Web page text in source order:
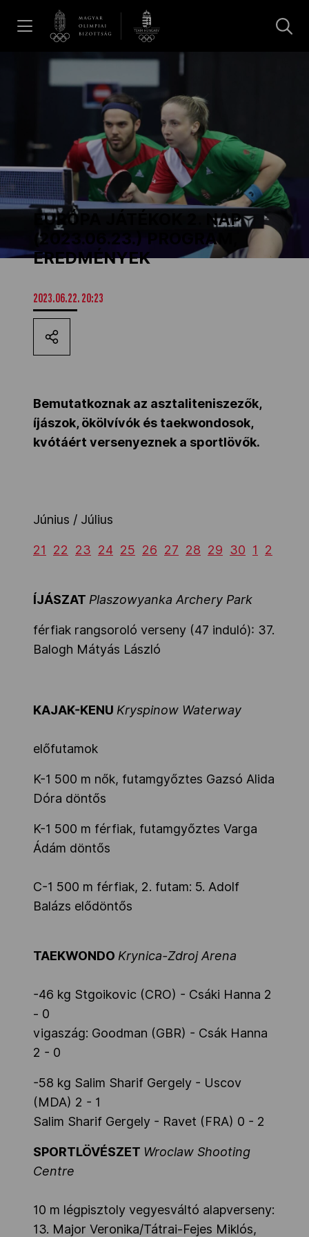
Dakar 2026
Los Angeles 2028
Kettőskarrier-program
Társszervezetek
EURÓPA JÁTÉKOK 2. NAP
(2023.06.23.) PROGRAM,
EREDMÉNYEK
2023.06.22. 20:23
Bemutatkoznak az asztaliteniszezők,
íjászok, ökölvívók és taekwondosok,
kvótáért versenyeznek a sportlövők.
Június / Július
21 22 23 24 25 26 27 28 29 30 1 2
ÍJÁSZAT Plaszowyanka Archery Park
férfiak rangsoroló verseny (47 induló): 37.
Balogh Mátyás László
KAJAK-KENU Kryspinow Waterway
előfutamok
K-1 500 m nők, futamgyőztes Gazsó Alida
Dóra döntős
K-1 500 m férfiak, futamgyőztes Varga
Ádám döntős
C-1 500 m férfiak, 2. futam: 5. Adolf
Balázs elődöntős
TAEKWONDO Krynica-Zdroj Arena
-46 kg Stgoikovic (CRO) - Csáki Hanna 2
- 0
vigaszág: Goodman (GBR) - Csák Hanna
2 - 0
-58 kg Salim Sharif Gergely - Uscov
(MDA) 2 - 1
Salim Sharif Gergely - Ravet (FRA) 0 - 2
SPORTLÖVÉSZET Wroclaw Shooting
Centre
10 m légpisztoly vegyesváltó alapverseny:
13. Major Veronika/Tátrai-Fejes Miklós,